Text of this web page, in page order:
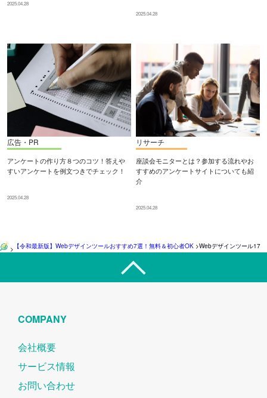
2025.04.28
2025.04.28
広告・PR
アンケートの作り方８つのコツ！答えや
すいアンケートを例文つきでチェック！
2025.04.28
リサーチ
座談会モニターとは？参加する流れやお
すすめのアンケートサイトについても紹
介
2025.04.28
> 【令和最新版】Webデザインツールおすすめ7選！無料＆初心者OK>Webデザインツール17
COMPANY
会社概要
サービス情報
お問い合わせ